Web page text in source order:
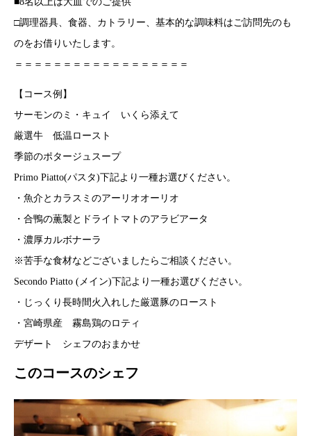
□調理器具、食器、カトラリー、基本的な調味料はご訪問先のも
のをお借りいたします。
＝＝＝＝＝＝＝＝＝＝＝＝＝＝＝＝＝＝
【コース例】
サーモンのミ・キュイ いくら添えて
厳選牛 低温ロースト
季節のポタージュスープ
Primo Piatto(パスタ)下記より一種お選びください。
・魚介とカラスミのアーリオオーリオ
・合鴨の薫製とドライトマトのアラビアータ
・濃厚カルボナーラ
※苦手な食材などございましたらご相談ください。
Secondo Piatto (メイン)下記より一種お選びください。
・じっくり長時間火入れした厳選豚のロースト
・宮崎県産 霧島鶏のロティ
デザート シェフのおまかせ
このコースのシェフ